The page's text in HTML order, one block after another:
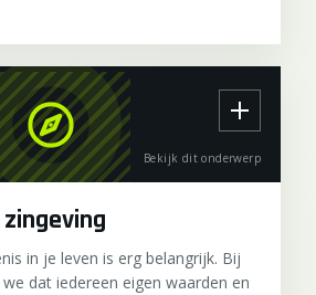
en duurzame relaties.
Bekijk dit onderwerp
in je leven is erg belangrijk. Bij
we dat iedereen eigen waarden en